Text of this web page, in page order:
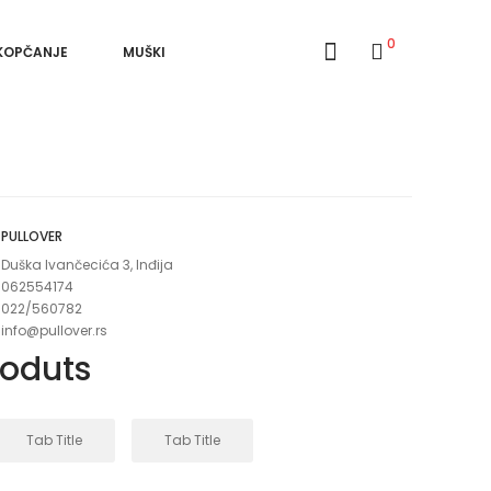
0
MUŠKI
PULLOVER
Duška Ivančecića 3, Inđija
062554174
022/560782
info@pullover.rs
Tab Title Tab Title